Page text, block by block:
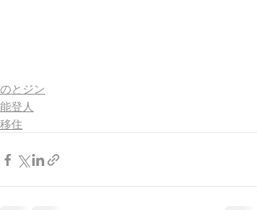
のとジン
能登人
移住